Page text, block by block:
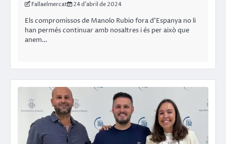
Fallaelmercat 24 d'abril de 2024
Els compromissos de Manolo Rubio fora d’Espanya no li
han permés continuar amb nosaltres i és per això que
anem…